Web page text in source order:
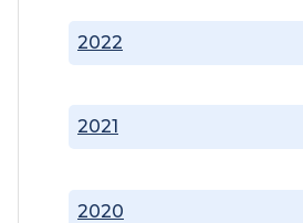
2020
2021
2022